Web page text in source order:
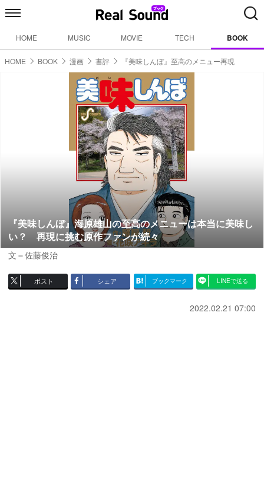
HOME MUSIC MOVIE TECH BOOK
HOME BOOK 漫画 書評 『美味しんぼ』至高のメニュー再現
『美味しんぼ』海原雄山の至高のメニューは本当に美味し
い？ 再現に挑む原作ファンが続々
文＝佐藤俊治
ポスト シェア ブックマーク LINEで送る
2022.02.21 07:00